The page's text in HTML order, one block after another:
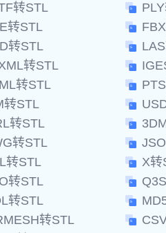
转STL
转STL
转STL
转STL
转STL
转STL
转STL
转STL
转STL X转
转STL
转STL
转STL